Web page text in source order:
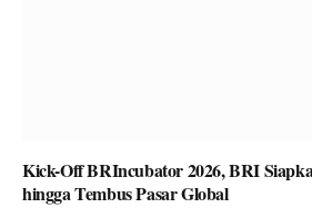
Kick-Off BRIncubator 2026, BRI
hingga Tembus Pasar Global